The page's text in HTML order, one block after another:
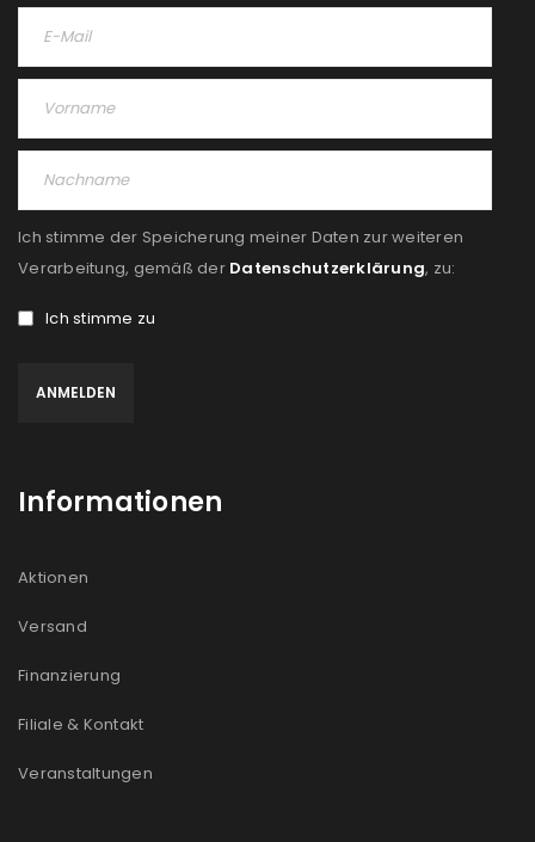
Ich stimme der Speicherung meiner Daten zur weiteren
Verarbeitung, gemäß der Datenschutzerklärung, zu:
Ich stimme zu
Informationen
Aktionen
Versand
Finanzierung
Filiale & Kontakt
Veranstaltungen